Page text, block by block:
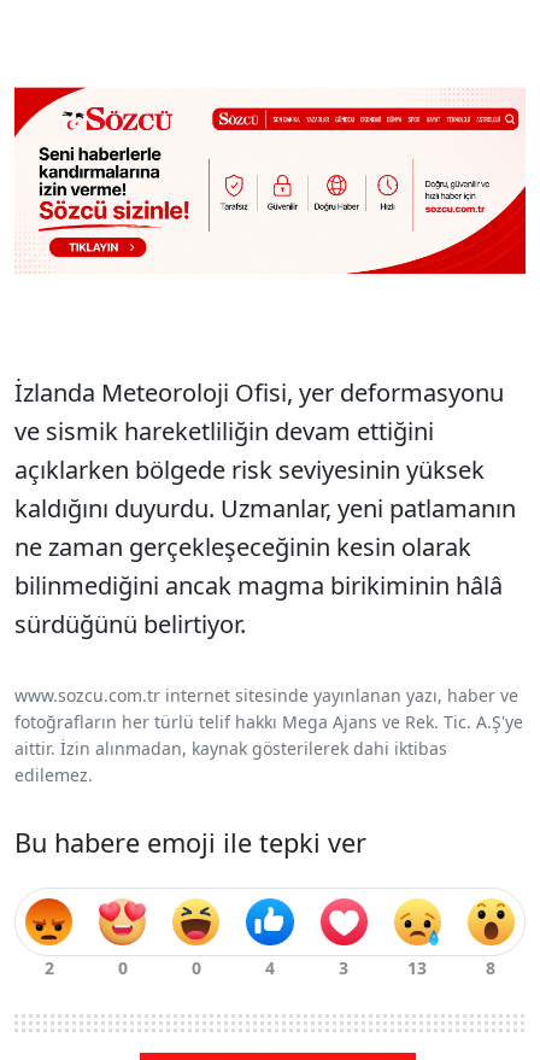
İzlanda Meteoroloji Ofisi, yer deformasyonu
ve sismik hareketliliğin devam ettiğini
açıklarken bölgede risk seviyesinin yüksek
kaldığını duyurdu. Uzmanlar, yeni patlamanın
ne zaman gerçekleşeceğinin kesin olarak
bilinmediğini ancak magma birikiminin hâlâ
sürdüğünü belirtiyor.
www.sozcu.com.tr internet sitesinde yayınlanan yazı, haber ve
fotoğrafların her türlü telif hakkı Mega Ajans ve Rek. Tic. A.Ş'ye
aittir. İzin alınmadan, kaynak gösterilerek dahi iktibas
edilemez.
Bu habere emoji ile tepki ver